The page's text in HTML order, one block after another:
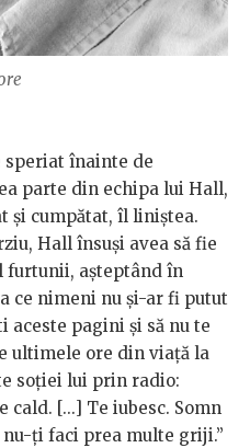
speriat înainte de
parte din echipa lui Hall,
și cumpătat, îl liniștea.
Hall însuși avea să fie
furtunii, așteptând în
ce nimeni nu și-ar fi putut
aceste pagini și să nu te
ultimele ore din viață la
soției lui prin radio:
cald. [...] Te iubesc. Somn
nu-ți faci prea multe griji.”